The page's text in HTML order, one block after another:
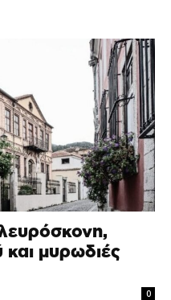
μυρωδιές
0